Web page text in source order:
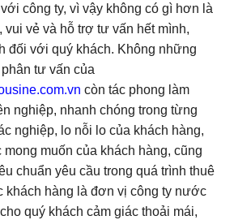
công ty, vì vậy không có gì hơn là
vui vẻ và hỗ trợ tư vấn hết mình,
đối với quý khách. Không những
tư vấn của
còn tác phong làm
nghiệp, nhanh chóng trong từng
nghiệp, lo nỗi lo của khách hàng,
muốn của khách hàng, cũng
chuẩn yêu cầu trong quá trình thuê
khách hàng là đơn vị công ty nước
quý khách cảm giác thoải mái,